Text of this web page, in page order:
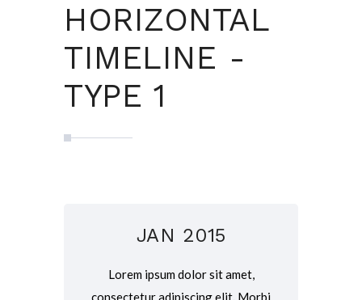
HORIZONTAL
TIMELINE -
TYPE 1
JAN 2015
Lorem ipsum dolor sit amet,
consectetur adipiscing elit. Morbi